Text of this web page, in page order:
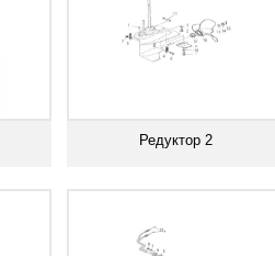
Редуктор 2